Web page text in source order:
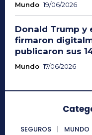
Mundo 19/06/2026
Donald Trump y
firmaron
publicaron sus
Mundo 17/06/2026
SEGUROS MUNDO